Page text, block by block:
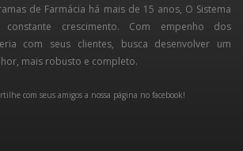
de Farmácia há mais de 15 anos, O Sistema
crescimento. Com empenho dos
com seus clientes, busca desenvolver um
mais robusto e completo.
com seus amigos a nossa página no facebook!